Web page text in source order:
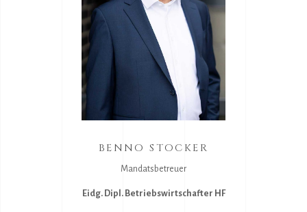
BENNO STOCKER
Mandatsbetreuer
Eidg. Dipl. Betriebswirtschafter HF